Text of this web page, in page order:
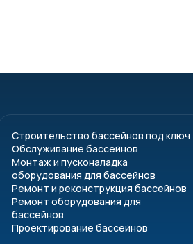
со встроенной системой
20-24
25-32
32-42
Строительство бассейнов под ключ
Обслуживание бассейнов
Монтаж и пусконаладка
оборудования для бассейнов
Ремонт и реконструкция бассейнов
Ремонт оборудования для
бассейнов
Проектирование бассейнов